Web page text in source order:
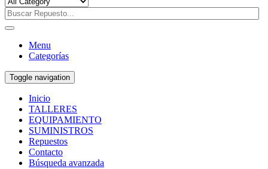
Menu
Categorías
Toggle navigation
Inicio
TALLERES
EQUIPAMIENTO
SUMINISTROS
Repuestos
Contacto
Búsqueda avanzada